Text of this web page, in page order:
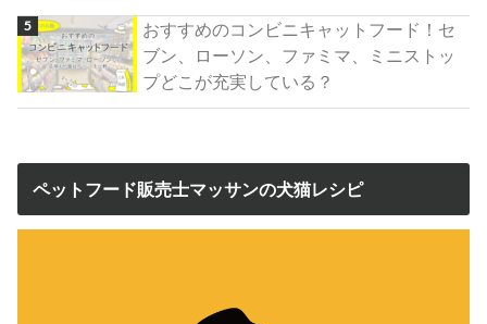
おすすめのコンビニキャットフード！セ
ブン、ローソン、ファミマ、ミニストッ
プどこが充実している？
ペットフード販売士マッサンの犬猫レシピ